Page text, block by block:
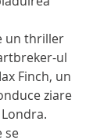
un thriller
ul
Finch, un
ziare